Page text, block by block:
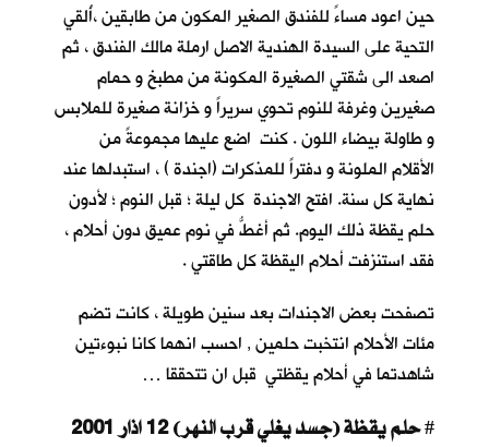
حين اعود مساءً للفندق الصغير المكون من طابقين ،أُلقي
التحية على السيدة الهندية الاصل ارملة مالك الفندق ، ثم
اصعد الى شقتي الصغيرة المكونة من مطبخ و حمام
صغيرين وغرفة للنوم تحوي سريراً و خزانة صغيرة للملابس
و طاولة بيضاء اللون . كنت اضع عليها مجموعةً من
الأقلام الملونة و دفتراً للمذكرات (اجندة ) ، استبدلها عند
نهاية كل سنة. افتح الاجندة كل ليلة ؛ قبل النوم ؛ لأدون
حلم يقظة ذلك اليوم. ثم أغطُّ في نوم عميق دون أحلام ،
فقد استنزفت أحلام اليقظة كل طاقتي .
تصفحت بعض الاجندات بعد سنين طويلة ، كانت تضم
مئات الأحلام انتخبت حلمين , احسب انهما كانا نبوءتين
شاهدتما في أحلام يقظتي قبل ان تتحققا …
#حلم يقظة (جسد يغلي قرب النهر) 12 اذار 2001